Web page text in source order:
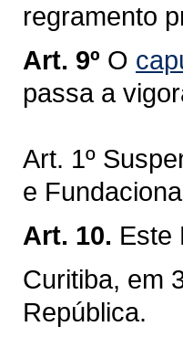
regramento
Art. 9º O
passa a
Art. 1º
e
Art. 10. Este
Curitiba, em
República.